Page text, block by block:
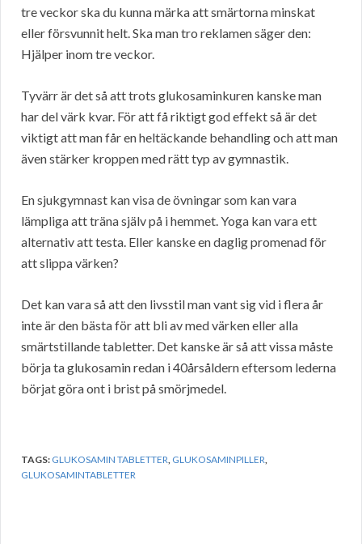
tre veckor ska du kunna märka att smärtorna minskat
eller försvunnit helt. Ska man tro reklamen säger den:
Hjälper inom tre veckor.
Tyvärr är det så att trots glukosaminkuren kanske man
har del värk kvar. För att få riktigt god effekt så är det
viktigt att man får en heltäckande behandling och att man
även stärker kroppen med rätt typ av gymnastik.
En sjukgymnast kan visa de övningar som kan vara
lämpliga att träna själv på i hemmet. Yoga kan vara ett
alternativ att testa. Eller kanske en daglig promenad för
att slippa värken?
Det kan vara så att den livsstil man vant sig vid i flera år
inte är den bästa för att bli av med värken eller alla
smärtstillande tabletter. Det kanske är så att vissa måste
börja ta glukosamin redan i 40årsåldern eftersom lederna
börjat göra ont i brist på smörjmedel.
TAGS: GLUKOSAMIN TABLETTER, GLUKOSAMINPILLER,
GLUKOSAMINTABLETTER